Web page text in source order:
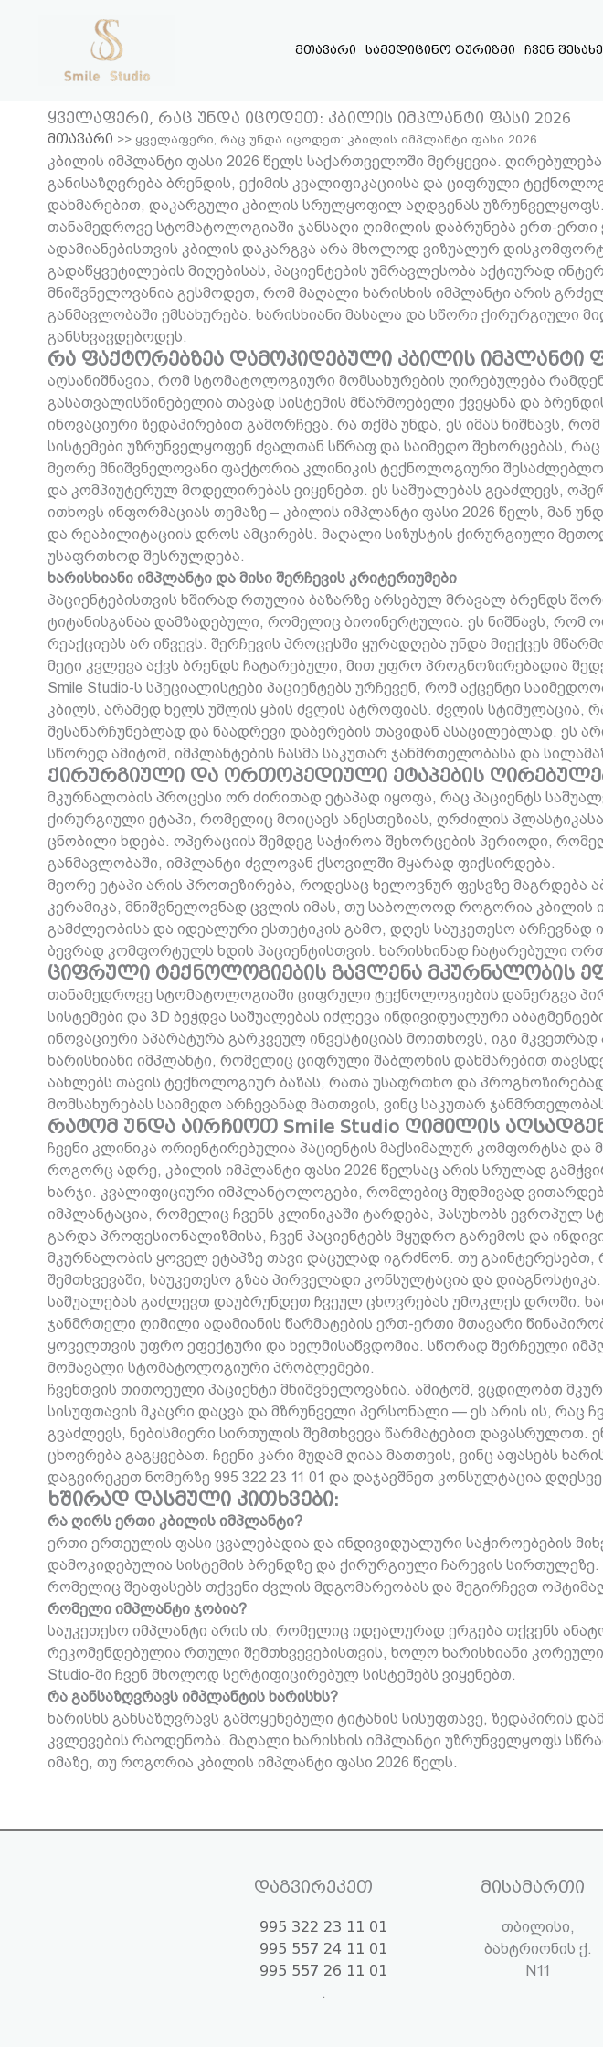
მთავარი სამედიცინო ტურიზმი ჩვენ
ყველაფერი, რაც უნდა იცოდეთ: კბილის იმპლანტი ფასი 2026
მთავარი >> ყველაფერი, რაც უნდა იცოდეთ: კბილის იმპლანტი ფასი 2026
კბილის იმპლანტი ფასი 2026 წელს საქართველოში მერყევია.
განისაზღვრება ბრენდის, ექიმის კვალიფიკაციისა და ციფრული
დახმარებით, დაკარგული კბილის სრულყოფილ აღდგენას უზრუნველყოფს.
თანამედროვე სტომატოლოგიაში ჯანსაღი ღიმილის დაბრუნება ერთ-
ადამიანებისთვის კბილის დაკარგვა არა მხოლოდ ვიზუალურ
გადაწყვეტილების მიღებისას, პაციენტების უმრავლესობა აქტიურად
მნიშვნელოვანია გესმოდეთ, რომ მაღალი ხარისხის იმპლანტი არის
განმავლობაში ემსახურება. ხარისხიანი მასალა და სწორი ქირურგიული
განსხვავდებოდეს.
რა ფაქტორებზეა დამოკიდებული კბილის იმპლანტი
აღსანიშნავია, რომ სტომატოლოგიური მომსახურების ღირებულება
გასათვალისწინებელია თავად სისტემის მწარმოებელი ქვეყანა და
ინოვაციური ზედაპირებით გამორჩევა. რა თქმა უნდა, ეს იმას ნიშნავს,
სისტემები უზრუნველყოფენ ძვალთან სწრაფ და საიმედო შეხორცებას,
მეორე მნიშვნელოვანი ფაქტორია კლინიკის ტექნოლოგიური
და კომპიუტერულ მოდელირებას ვიყენებთ. ეს საშუალებას გვაძლევს,
ითხოვს ინფორმაციას თემაზე – კბილის იმპლანტი ფასი 2026 წელს, მან
და რეაბილიტაციის დროს ამცირებს. მაღალი სიზუსტის ქირურგიული
უსაფრთხოდ შესრულდება.
ხარისხიანი იმპლანტი და მისი შერჩევის კრიტერიუმები
პაციენტებისთვის ხშირად რთულია ბაზარზე არსებულ მრავალ ბრენდს
ტიტანისგანაა დამზადებული, რომელიც ბიოინერტულია. ეს ნიშნავს,
რეაქციებს არ იწვევს. შერჩევის პროცესში ყურადღება უნდა მიექცეს
მეტი კვლევა აქვს ბრენდს ჩატარებული, მით უფრო პროგნოზირებადია
Smile Studio-ს სპეციალისტები პაციენტებს ურჩევენ, რომ აქცენტი
კბილს, არამედ ხელს უშლის ყბის ძვლის ატროფიას. ძვლის სტიმულაცია,
შესანარჩუნებლად და ნაადრევი დაბერების თავიდან ასაცილებლად. ეს
სწორედ ამიტომ, იმპლანტების ჩასმა საკუთარ ჯანმრთელობასა და
ქირურგიული და ორთოპედიული ეტაპების
მკურნალობის პროცესი ორ ძირითად ეტაპად იყოფა, რაც პაციენტს
ქირურგიული ეტაპი, რომელიც მოიცავს ანესთეზიას, ღრძილის
ცნობილი ხდება. ოპერაციის შემდეგ საჭიროა შეხორცების პერიოდი,
განმავლობაში, იმპლანტი ძვლოვან ქსოვილში მყარად ფიქსირდება.
მეორე ეტაპი არის პროთეზირება, როდესაც ხელოვნურ ფესვზე მაგრდება
კერამიკა, მნიშვნელოვნად ცვლის იმას, თუ საბოლოოდ როგორია კბილის
გამძლეობისა და იდეალური ესთეტიკის გამო, დღეს საუკეთესო
ბევრად კომფორტულს ხდის პაციენტისთვის. ხარისხინად ჩატარებული
ციფრული ტექნოლოგიების გავლენა მკურნალობის
თანამედროვე სტომატოლოგიაში ციფრული ტექნოლოგიების დანერგვა
სისტემები და 3D ბეჭდვა საშუალებას იძლევა ინდივიდუალური
ინოვაციური აპარატურა გარკვეულ ინვესტიციას მოითხოვს, იგი
ხარისხიანი იმპლანტი, რომელიც ციფრული შაბლონის დახმარებით
აახლებს თავის ტექნოლოგიურ ბაზას, რათა უსაფრთხო და
მომსახურებას საიმედო არჩევანად მათთვის, ვინც საკუთარ
რატომ უნდა აირჩიოთ Smile Studio ღიმილის
ჩვენი კლინიკა ორიენტირებულია პაციენტის მაქსიმალურ კომფორტსა
როგორც ადრე, კბილის იმპლანტი ფასი 2026 წელსაც არის სრულად
ხარჯი. კვალიფიციური იმპლანტოლოგები, რომლებიც მუდმივად
იმპლანტაცია, რომელიც ჩვენს კლინიკაში ტარდება, პასუხობს ევროპულ
გარდა პროფესიონალიზმისა, ჩვენ პაციენტებს მყუდრო გარემოს და
მკურნალობის ყოველ ეტაპზე თავი დაცულად იგრძნონ. თუ
შემთხვევაში, საუკეთესო გზაა პირველადი კონსულტაცია და დიაგნოსტიკა.
საშუალებას გაძლევთ დაუბრუნდეთ ჩვეულ ცხოვრებას უმოკლეს დროში.
ჯანმრთელი ღიმილი ადამიანის წარმატების ერთ-ერთი მთავარი
ყოველთვის უფრო ეფექტური და ხელმისაწვდომია. სწორად შერჩეული
მომავალი სტომატოლოგიური პრობლემები.
ჩვენთვის თითოეული პაციენტი მნიშვნელოვანია. ამიტომ, ვცდილობთ
სისუფთავის მკაცრი დაცვა და მზრუნველი პერსონალი — ეს არის ის, რაც
გვაძლევს, ნებისმიერი სირთულის შემთხვევა წარმატებით
ცხოვრება გაგყვებათ. ჩვენი კარი მუდამ ღიაა მათთვის, ვინც აფასებს
დაგვირეკეთ ნომერზე 995 322 23 11 01 და დაჯავშნეთ კონსულტაცია
ხშირად დასმული კითხვები:
რა ღირს ერთი კბილის იმპლანტი?
ერთი ერთეულის ფასი ცვალებადია და ინდივიდუალური საჭიროებების
დამოკიდებულია სისტემის ბრენდზე და ქირურგიული ჩარევის
რომელიც შეაფასებს თქვენი ძვლის მდგომარეობას და შეგირჩევთ
რომელი იმპლანტი ჯობია?
საუკეთესო იმპლანტი არის ის, რომელიც იდეალურად ერგება თქვენს
რეკომენდებულია რთული შემთხვევებისთვის, ხოლო ხარისხიანი კორეული
Studio-ში ჩვენ მხოლოდ სერტიფიცირებულ სისტემებს ვიყენებთ.
რა განსაზღვრავს იმპლანტის ხარისხს?
ხარისხს განსაზღვრავს გამოყენებული ტიტანის სისუფთავე, ზედაპირის
კვლევების რაოდენობა. მაღალი ხარისხის იმპლანტი უზრუნველყოფს
იმაზე, თუ როგორია კბილის იმპლანტი ფასი 2026 წელს.
დაგვირეკეთ
995 322 23 11 01
995 557 24 11 01
995 557 26 11 01
.
მისამართი
თბილისი,
ბახტრიონის ქ.
N11